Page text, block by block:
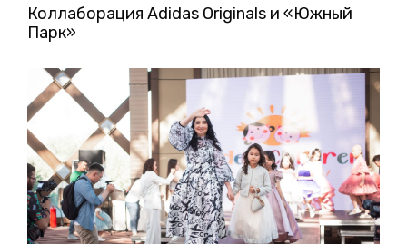
Коллаборация Аdidas Originals и «Южный
Парк»